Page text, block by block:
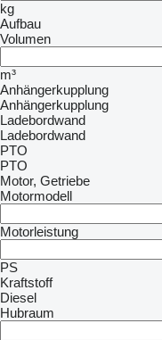
kg
Aufbau
Volumen
m³
Anhängerkupplung
Anhängerkupplung
Ladebordwand
Ladebordwand
PTO
PTO
Motor, Getriebe
Motormodell
Motorleistung
PS
Kraftstoff
Diesel
Hubraum